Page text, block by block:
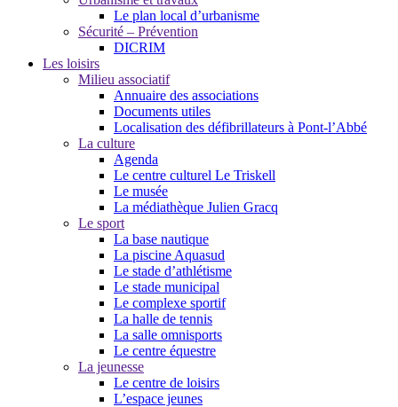
Le plan local d’urbanisme
Sécurité – Prévention
DICRIM
Les loisirs
Milieu associatif
Annuaire des associations
Documents utiles
Localisation des défibrillateurs à Pont-l’Abbé
La culture
Agenda
Le centre culturel Le Triskell
Le musée
La médiathèque Julien Gracq
Le sport
La base nautique
La piscine Aquasud
Le stade d’athlétisme
Le stade municipal
Le complexe sportif
La halle de tennis
La salle omnisports
Le centre équestre
La jeunesse
Le centre de loisirs
L’espace jeunes